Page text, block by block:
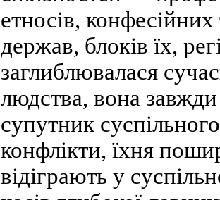
етносів,
держав, блоків їх,
заглиблювалася
людства, вона
супутник
конфлікти, їхня
відіграють у